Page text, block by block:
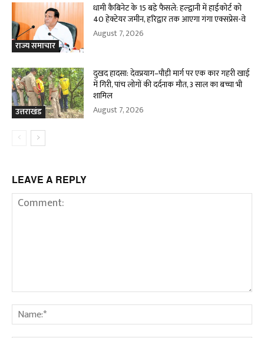
राज्य समाचार
धामी कैबिनेट के 15 बड़े फैसले: हल्द्वानी में हाईकोर्ट को
40 हेक्टेयर जमीन, हरिद्वार तक आएगा गंगा एक्सप्रेस-वे
August 7, 2026
उत्तराखंड
दुखद हादसा: देवप्रयाग–पौड़ी मार्ग पर एक कार गहरी खाई
में गिरी, पांच लोगों की दर्दनाक मौत, 3 साल का बच्चा भी
शामिल
August 7, 2026
LEAVE A REPLY
Comment: